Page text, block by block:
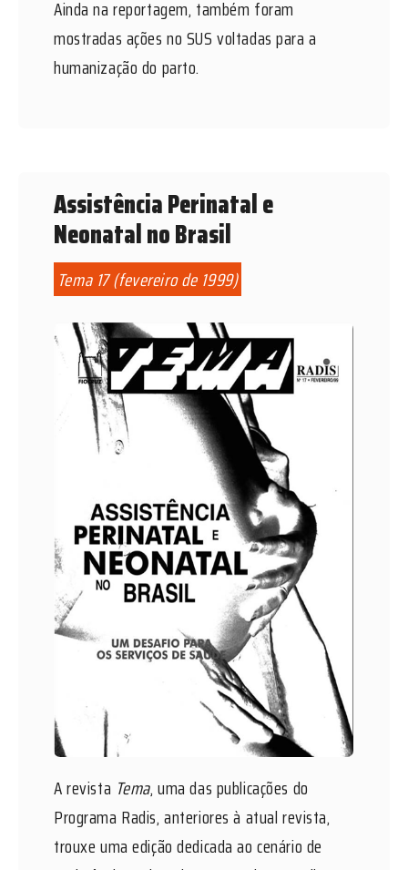
Ainda na reportagem, também foram
mostradas ações no SUS voltadas para a
humanização do parto.
Assistência Perinatal e
Neonatal no Brasil
Tema 17 (fevereiro de 1999)
A revista Tema, uma das publicações do
Programa Radis, anteriores à atual revista,
trouxe uma edição dedicada ao cenário de